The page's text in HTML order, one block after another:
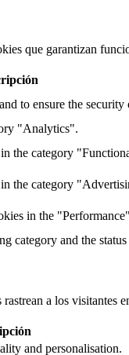
que garantizan
to ensure the security
"Analytics".
the category
the category
in the
category and the
a los visitantes
and personalisation.